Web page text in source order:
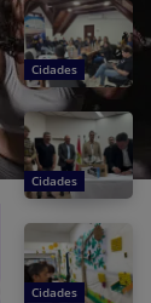
Cidades
Cidades
Cidades